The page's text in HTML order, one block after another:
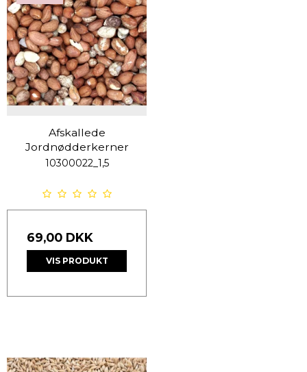
Afskallede
Jordnødderkerner
10300022_1,5
69,00 DKK
VIS PRODUKT